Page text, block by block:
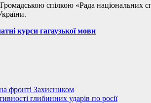
спілкою «Рада національних
курси гагаузької мови
фронті Захисником
глибинних ударів по росії